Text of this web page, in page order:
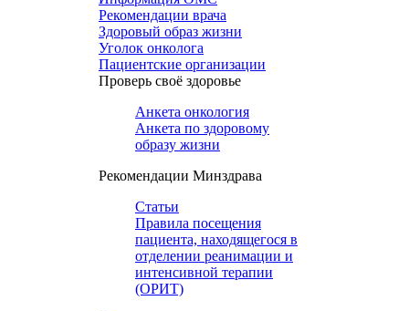
Рекомендации врача
Здоровый образ жизни
Уголок онколога
Пациентские организации
Проверь своё здоровье
Анкета онкология
Анкета по здоровому
образу жизни
Рекомендации Минздрава
Статьи
Правила посещения
пациента, находящегося в
отделении реанимации и
интенсивной терапии
(ОРИТ)